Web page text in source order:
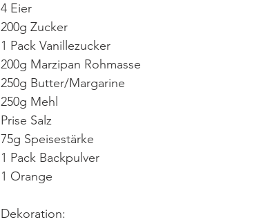
4 Eier
200g Zucker
1 Pack Vanillezucker
200g Marzipan Rohmasse
250g Butter/Margarine
250g Mehl
Prise Salz
75g Speisestärke
1 Pack Backpulver
1 Orange
Dekoration: